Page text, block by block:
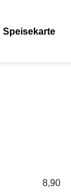
Speisekarte
8,90